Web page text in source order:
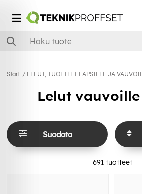
Start LELUT, TUOTTEET LAPSILLE JA
Lelut
Suodata
691tuotteet